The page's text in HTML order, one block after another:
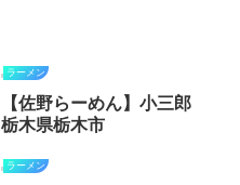
ラーメン
【佐野らーめん】小三郎
栃木県栃木市
ラーメン